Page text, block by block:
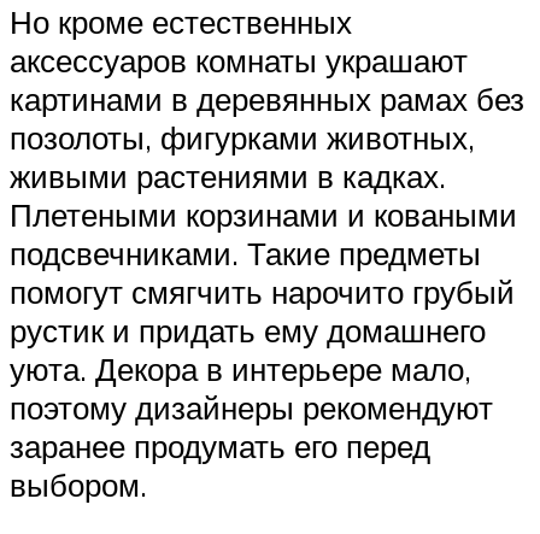
Но кроме естественных
аксессуаров комнаты украшают
картинами в деревянных рамах без
позолоты, фигурками животных,
живыми растениями в кадках.
Плетеными корзинами и коваными
подсвечниками. Такие предметы
помогут смягчить нарочито грубый
рустик и придать ему домашнего
уюта. Декора в интерьере мало,
поэтому дизайнеры рекомендуют
заранее продумать его перед
выбором.